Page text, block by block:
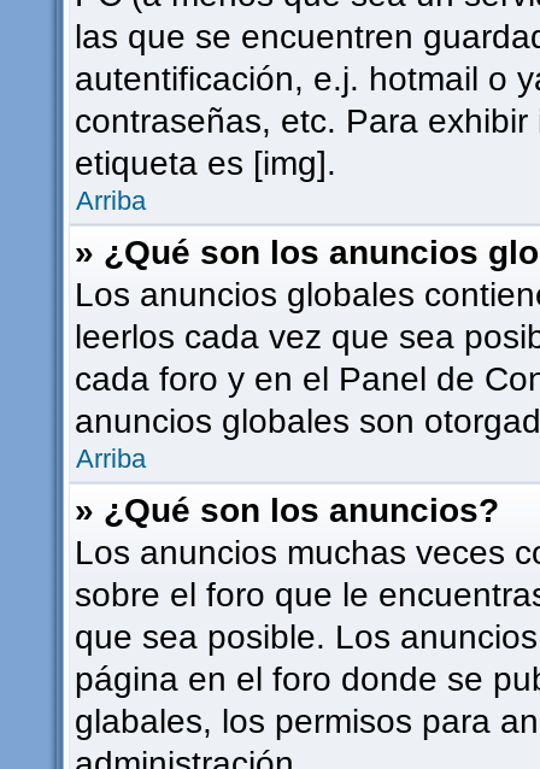
las que se encuentren
autentificación, e.j. hotmail o
contraseñas, etc. Para
etiqueta es [img].
Arriba
» ¿Qué son los anuncios
Los anuncios globales
leerlos cada vez que sea
cada foro y en el Panel de
anuncios globales son
Arriba
» ¿Qué son los anuncios?
Los anuncios muchas veces
sobre el foro que le
que sea posible. Los
página en el foro donde se
glabales, los permisos para